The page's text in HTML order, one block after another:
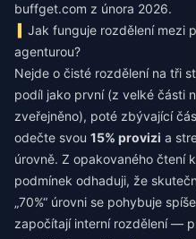
buffget.com z února 2026.
Jak funguje rozdělení mezi
agenturou?
Nejde o čisté rozdělení na tři
podíl jako první (z velké části
zveřejněno), poté zbývající
odečte svou 15% provizi a
úrovně. Z opakovaného čtení
podmínek odhaduji, že
„70%“ úrovni se pohybuje
započítají interní rozdělení —